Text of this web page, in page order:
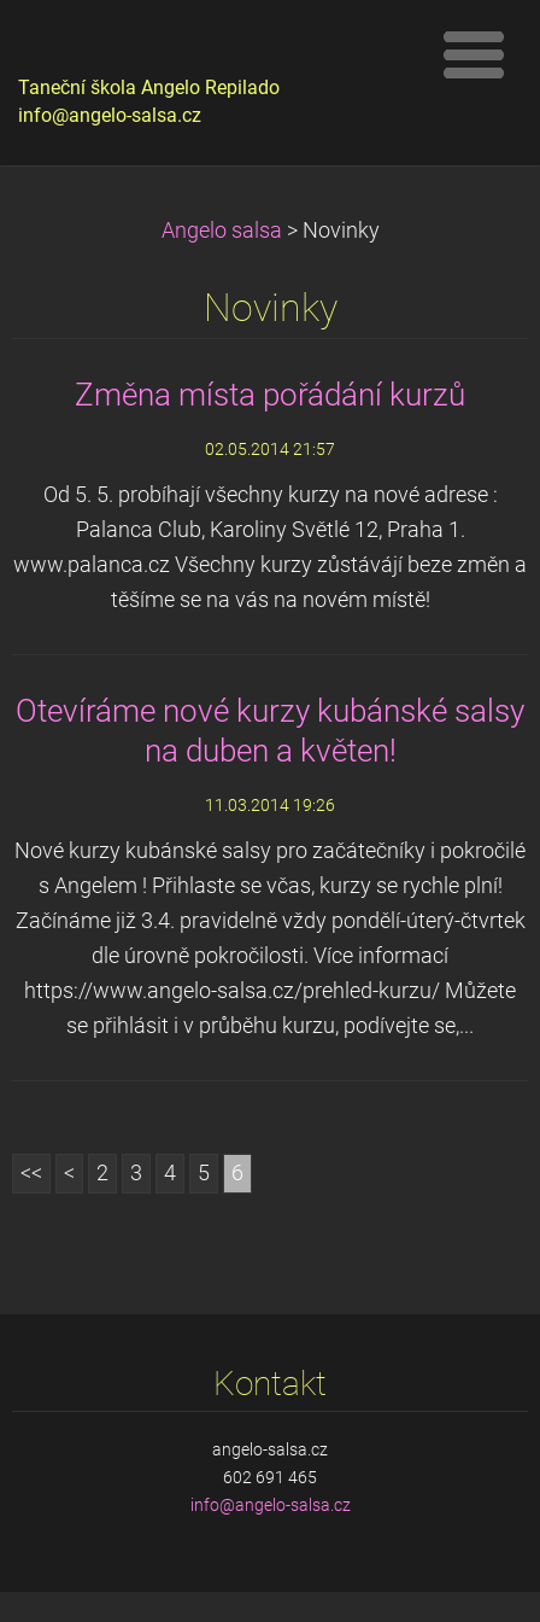
Taneční škola Angelo Repilado
info@angelo-salsa.cz
Angelo salsa > Novinky
Novinky
Změna místa pořádání kurzů
02.05.2014 21:57
Od 5. 5. probíhají všechny kurzy na nové adrese :
Palanca Club, Karoliny Světlé 12, Praha 1.
www.palanca.cz Všechny kurzy zůstávájí beze změn a
těšíme se na vás na novém místě!
Otevíráme nové kurzy kubánské salsy
na duben a květen!
11.03.2014 19:26
Nové kurzy kubánské salsy pro začátečníky i pokročilé
s Angelem ! Přihlaste se včas, kurzy se rychle plní!
Začínáme již 3.4. pravidelně vždy pondělí-úterý-čtvrtek
dle úrovně pokročilosti. Více informací
https://www.angelo-salsa.cz/prehled-kurzu/ Můžete
se přihlásit i v průběhu kurzu, podívejte se,...
<< < 2 3 4 5 6
Kontakt
angelo-salsa.cz
602 691 465
info@angelo-salsa.cz